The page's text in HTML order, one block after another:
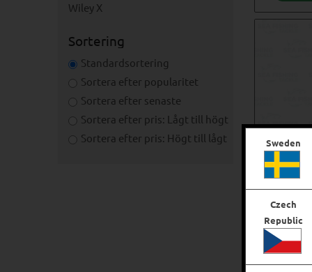
Wiley X
Sortering
Standardsortering
Sortera efter popularitet
Sortera efter senaste
Sortera efter pris: Lågt till högt
Sortera efter pris: Högt till lågt
Sweden
Czech
Republic